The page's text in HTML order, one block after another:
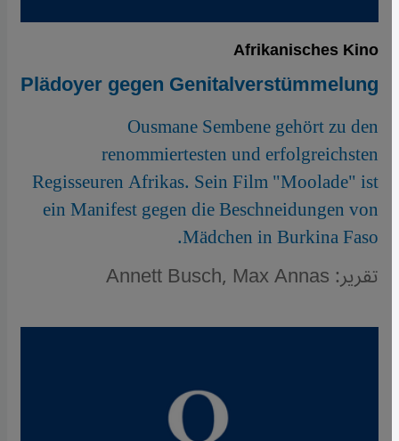
Afrikanisches Kino
Plädoyer gegen Genitalverstümmelung
Ousmane Sembene gehört zu den
renommiertesten und erfolgreichsten
Regisseuren Afrikas. Sein Film "Moolade" ist
ein Manifest gegen die Beschneidungen von
Mädchen in Burkina Faso.
تقرير: Annett Busch, Max Annas